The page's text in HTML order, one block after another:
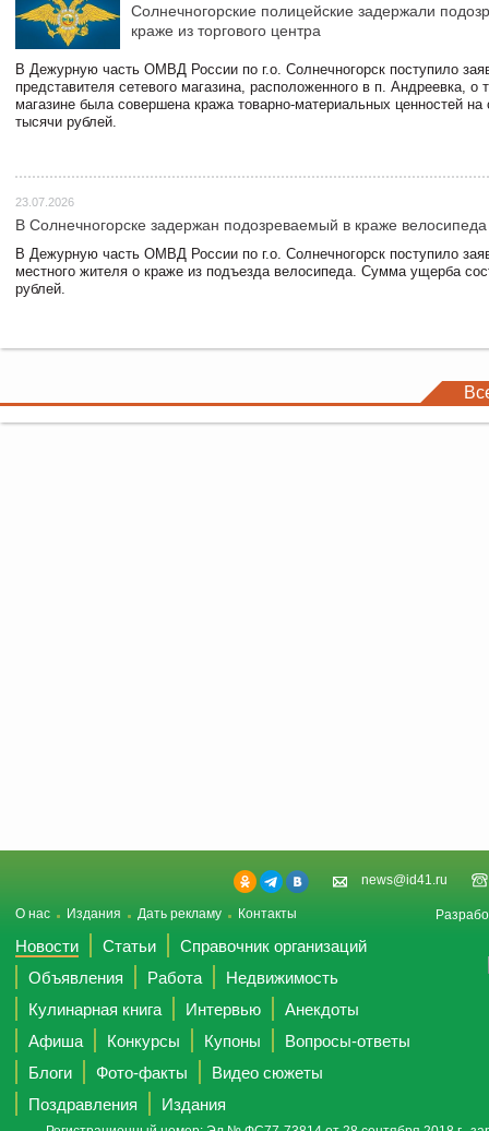
Солнечногорские полицейские задержали
краже из торгового центра
В Дежурную часть ОМВД России по г.о. Солнечногорск поступило
представителя сетевого магазина, расположенного в п. Андреевка, о
магазине была совершена кража товарно-материальных ценностей
тысячи рублей.
23.07.2026
В Солнечногорске задержан подозреваемый в краже велосипеда
В Дежурную часть ОМВД России по г.о. Солнечногорск поступило
местного жителя о краже из подъезда велосипеда. Сумма ущерба
рублей.
news@id41.ru
О нас Издания Дать рекламу Контакты
Новости Статьи
Справочник организаций
Объявления
Работа
Недвижимость
Кулинарная книга
Интервью
Анекдоты
Афиша
Конкурсы Купоны
Вопросы-ответы
Блоги
Фото-факты
Видео сюжеты
Поздравления
Издания